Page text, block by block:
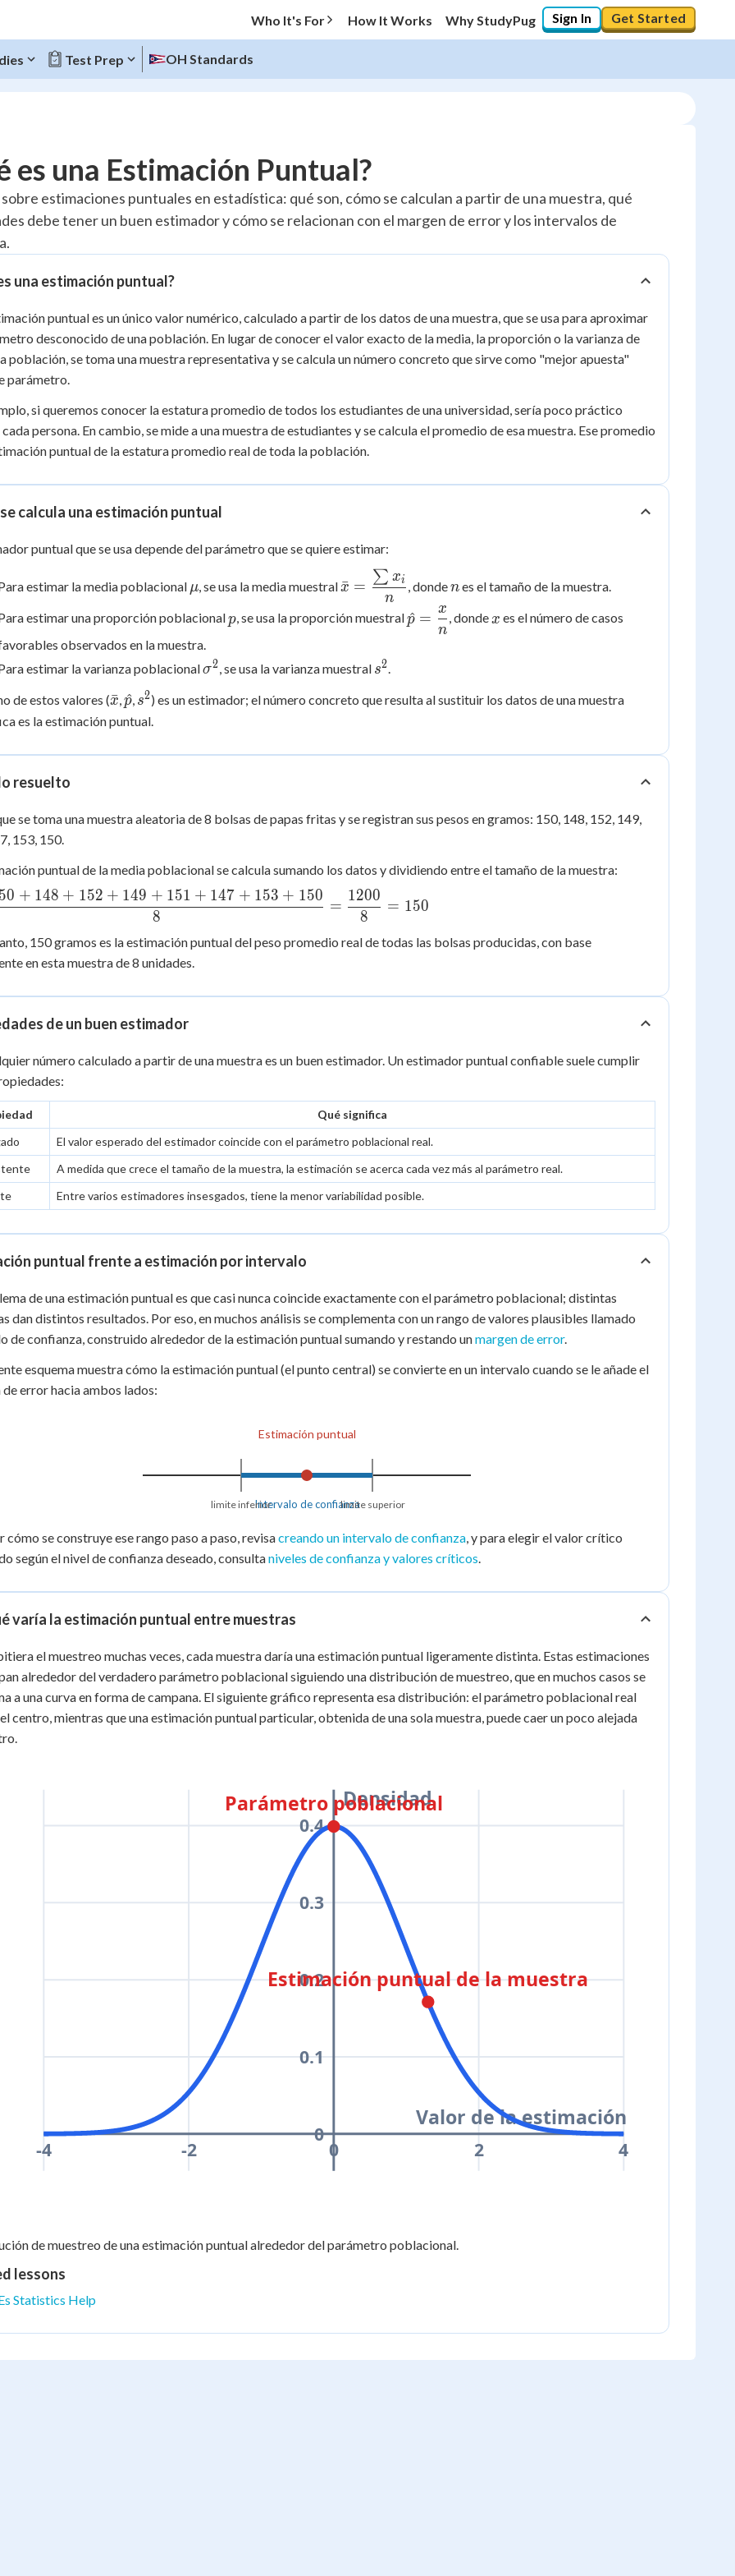
Who It's For How It Works Why StudyPug Sign In Get Started
Test Prep OH Standards
10%
0/3
Reviewed
0
es una Estimación Puntual?
sobre estimaciones puntuales en estadística: qué son, cómo se calculan a partir de una muestra, qué
debe tener un buen estimador y cómo se relacionan con el margen de error y los intervalos de
una estimación puntual?
puntual es un único valor numérico, calculado a partir de los datos de una muestra, que se usa para aproximar
desconocido de una población. En lugar de conocer el valor exacto de la media, la proporción o la varianza de
población, se toma una muestra representativa y se calcula un número concreto que sirve como "mejor apuesta"
parámetro.
si queremos conocer la estatura promedio de todos los estudiantes de una universidad, sería poco práctico
persona. En cambio, se mide a una muestra de estudiantes y se calcula el promedio de esa muestra. Ese promedio
puntual de la estatura promedio real de toda la población.
calcula una estimación puntual
puntual que se usa depende del parámetro que se quiere estimar:
estimar la media poblacional μ, se usa la media muestral \bar{x} =
\dfrac{\sum
x_i}{n}
x
ˉ =
n
∑ xi , dondenes el tamaño de la muestra.
estimar una proporción poblacionalp
p, se usa la proporción muestral\hat{p}
p
^ =
n
x
, donde x
x es el número de casos
observados en la muestra.
estimar la varianza poblacional\sigma^2
σ2, se usa la varianza muestral s^2
s2.
de estos valores (\bar{x}
x
ˉ,\hat{p}
p
^, s^2
s2) es un estimador; el número concreto que resulta al sustituir los datos de una muestra
es la estimación puntual.
resuelto
se toma una muestra aleatoria de 8 bolsas de papas fritas y se registran sus pesos en gramos: 150, 148, 152, 149,
153, 150.
puntual de la media poblacional se calcula sumando los datos y dividiendo entre el tamaño de la muestra:
=
= 150
8
+ 148 + 152 + 149 + 151 + 147 + 153 + 150
=
8
1200
= 150
150 gramos es la estimación puntual del peso promedio real de todas las bolsas producidas, con base
en esta muestra de 8 unidades.
de un buen estimador
número calculado a partir de una muestra es un buen estimador. Un estimador puntual confiable suele cumplir
Qué significa
El valor esperado del estimador coincide con el parámetro poblacional real.
A medida que crece el tamaño de la muestra, la estimación se acerca cada vez más al parámetro real.
Entre varios estimadores insesgados, tiene la menor variabilidad posible.
puntual frente a estimación por intervalo
de una estimación puntual es que casi nunca coincide exactamente con el parámetro poblacional; distintas
dan distintos resultados. Por eso, en muchos análisis se complementa con un rango de valores plausibles llamado
de confianza, construido alrededor de la estimación puntual sumando y restando unmargen de error.
esquema muestra cómo la estimación puntual (el punto central) se convierte en un intervalo cuando se le añade el
de error hacia ambos lados:
Estimación puntual
Intervalo de confianza
limite inferior limite superior
cómo se construye ese rango paso a paso, revisacreando un intervalo de confianza, y para elegir el valor crítico
según el nivel de confianza deseado, consultaniveles de confianza y valores críticos.
varía la estimación puntual entre muestras
el muestreo muchas veces, cada muestra daría una estimación puntual ligeramente distinta. Estas estimaciones
alrededor del verdadero parámetro poblacional siguiendo una distribución de muestreo, que en muchos casos se
a una curva en forma de campana. El siguiente gráfico representa esa distribución: el parámetro poblacional real
centro, mientras que una estimación puntual particular, obtenida de una sola muestra, puede caer un poco alejada
-4 -2 0 2 4
0
0.1
0.2
0.3
0.4
Valor de la estimación
Densidad
Parámetro poblacional
Estimación puntual de la muestra
de muestreo de una estimación puntual alrededor del parámetro poblacional.
lessons
Statistics Help